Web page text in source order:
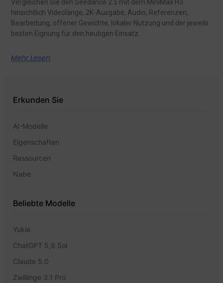
Vergleichen Sie den Seedance 2.5 mit dem MiniMax H3
hinsichtlich Videolänge, 2K-Ausgabe, Audio, Referenzen,
Bearbeitung, offener Gewichte, lokaler Nutzung und der jeweils
besten Eignung für den heutigen Einsatz.
Mehr Lesen
Erkunden Sie
AI-Modelle
Eigenschaften
Ressourcen
Nabe
Beliebte Modelle
Yukie
ChatGPT 5,6 Sol
Claude 5.0
Zwillinge 3.1 Pro